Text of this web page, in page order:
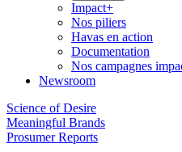
Impact+
Nos piliers
Havas en action
Documentation
Nos campagnes
Newsroom
Science of Desire
Meaningful Brands
Prosumer Reports